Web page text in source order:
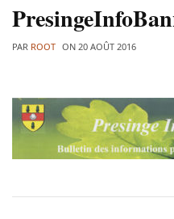
PAR ROOT ON 20 AOÛT 2016